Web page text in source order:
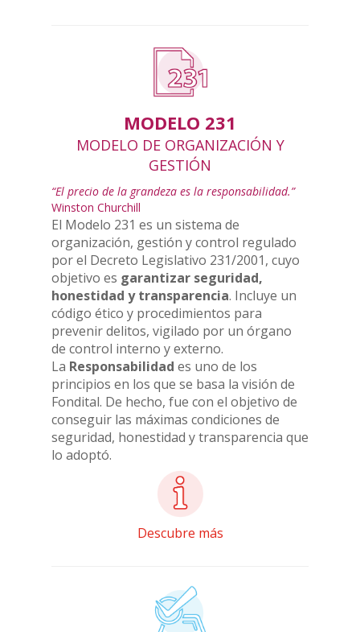
MODELO 231
MODELO DE ORGANIZACIÓN Y
GESTIÓN
“El precio de la grandeza es la responsabilidad.”
Winston Churchill
El Modelo 231 es un sistema de
organización, gestión y control regulado
por el Decreto Legislativo 231/2001, cuyo
objetivo es garantizar seguridad,
honestidad y transparencia. Incluye un
código ético y procedimientos para
prevenir delitos, vigilado por un órgano
de control interno y externo.
La Responsabilidad es uno de los
principios en los que se basa la visión de
Fondital. De hecho, fue con el objetivo de
conseguir las máximas condiciones de
seguridad, honestidad y transparencia que
lo adoptó.
Descubre más